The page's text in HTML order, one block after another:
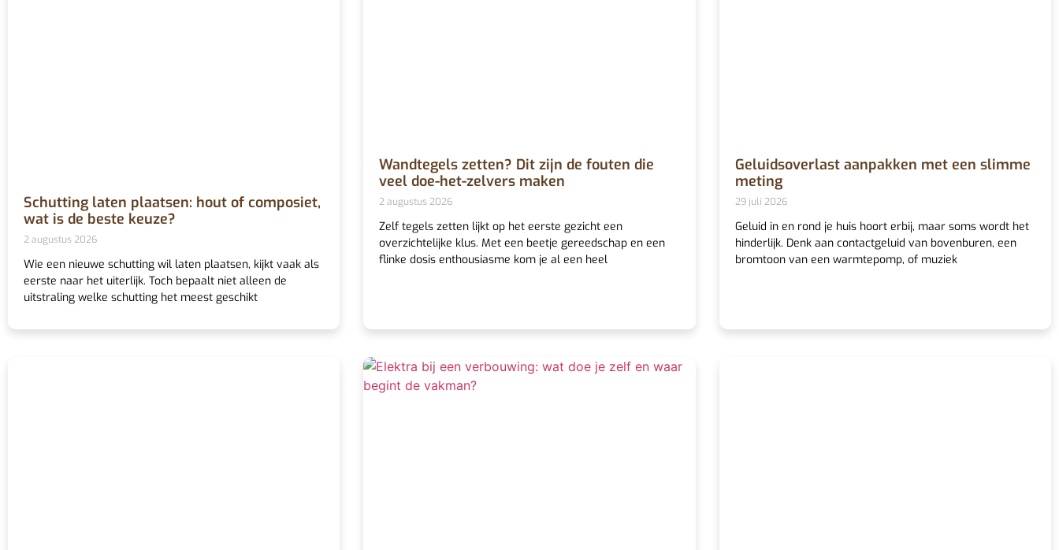
Schutting laten plaatsen: hout of composiet,
wat is de beste keuze?
2 augustus 2026
Wie een nieuwe schutting wil laten plaatsen, kijkt vaak als
eerste naar het uiterlijk. Toch bepaalt niet alleen de
uitstraling welke schutting het meest geschikt
Wandtegels zetten? Dit zijn de fouten die
veel doe-het-zelvers maken
2 augustus 2026
Zelf tegels zetten lijkt op het eerste gezicht een
overzichtelijke klus. Met een beetje gereedschap en een
flinke dosis enthousiasme kom je al een heel
Geluidsoverlast aanpakken met een slimme
meting
29 juli 2026
Geluid in en rond je huis hoort erbij, maar soms wordt het
hinderlijk. Denk aan contactgeluid van bovenburen, een
bromtoon van een warmtepomp, of muziek